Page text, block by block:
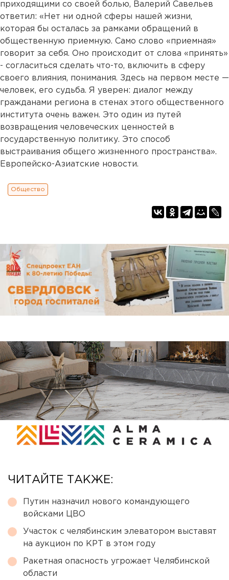
приходящими со своей болью, Валерий Савельев
ответил: «Нет ни одной сферы нашей жизни,
которая бы осталась за рамками обращений в
общественную приемную. Само слово «приемная»
говорит за себя. Оно происходит от слова «принять»
- согласиться сделать что-то, включить в сферу
своего влияния, понимания. Здесь на первом месте —
человек, его судьба. Я уверен: диалог между
гражданами региона в стенах этого общественного
института очень важен. Это один из путей
возвращения человеческих ценностей в
государственную политику. Это способ
выстраивания общего жизненного пространства».
Европейско-Азиатские новости.
Общество
ЧИТАЙТЕ ТАКЖЕ:
Путин назначил нового командующего
войсками ЦВО
Участок с челябинским элеватором выставят
на аукцион по КРТ в этом году
Ракетная опасность угрожает Челябинской
области